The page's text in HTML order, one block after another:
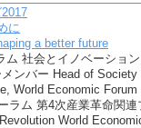
に
a better future
ム 社会とイノベーショ
ンバー Head of
World Economic Forum
ラム 第4次産業革命関
World